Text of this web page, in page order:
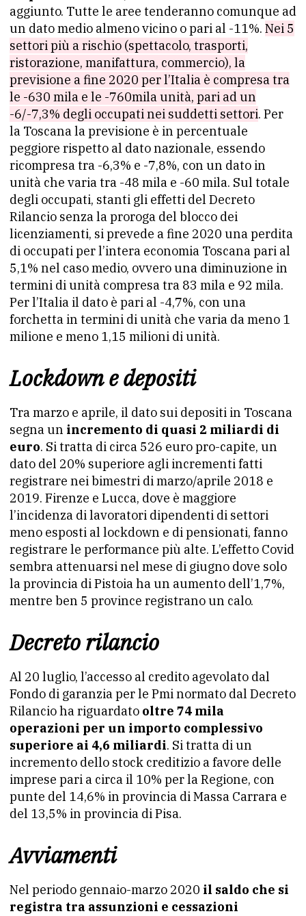
aggiunto. Tutte le aree tenderanno comunque ad
un dato medio almeno vicino o pari al -11%. Nei 5
settori più a rischio (spettacolo, trasporti,
ristorazione, manifattura, commercio), la
previsione a fine 2020 per l’Italia è compresa tra
le -630 mila e le -760mila unità, pari ad un
-6/-7,3% degli occupati nei suddetti settori. Per
la Toscana la previsione è in percentuale
peggiore rispetto al dato nazionale, essendo
ricompresa tra -6,3% e -7,8%, con un dato in
unità che varia tra -48 mila e -60 mila. Sul totale
degli occupati, stanti gli effetti del Decreto
Rilancio senza la proroga del blocco dei
licenziamenti, si prevede a fine 2020 una perdita
di occupati per l’intera economia Toscana pari al
5,1% nel caso medio, ovvero una diminuzione in
termini di unità compresa tra 83 mila e 92 mila.
Per l’Italia il dato è pari al -4,7%, con una
forchetta in termini di unità che varia da meno 1
milione e meno 1,15 milioni di unità.
Lockdown e depositi
Tra marzo e aprile, il dato sui depositi in Toscana
segna un incremento di quasi 2 miliardi di
euro. Si tratta di circa 526 euro pro-capite, un
dato del 20% superiore agli incrementi fatti
registrare nei bimestri di marzo/aprile 2018 e
2019. Firenze e Lucca, dove è maggiore
l’incidenza di lavoratori dipendenti di settori
meno esposti al lockdown e di pensionati, fanno
registrare le performance più alte. L’effetto Covid
sembra attenuarsi nel mese di giugno dove solo
la provincia di Pistoia ha un aumento dell’1,7%,
mentre ben 5 province registrano un calo.
Decreto rilancio
Al 20 luglio, l’accesso al credito agevolato dal
Fondo di garanzia per le Pmi normato dal Decreto
Rilancio ha riguardato oltre 74 mila
operazioni per un importo complessivo
superiore ai 4,6 miliardi. Si tratta di un
incremento dello stock creditizio a favore delle
imprese pari a circa il 10% per la Regione, con
punte del 14,6% in provincia di Massa Carrara e
del 13,5% in provincia di Pisa.
Avviamenti
Nel periodo gennaio-marzo 2020 il saldo che si
registra tra assunzioni e cessazioni